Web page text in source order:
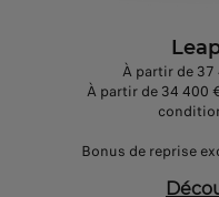
À partir de
À partir de 34 400
Bonus de reprise